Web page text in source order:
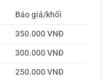
Báo giá/khối
350.000 VNĐ
300.000 VNĐ
250.000 VNĐ